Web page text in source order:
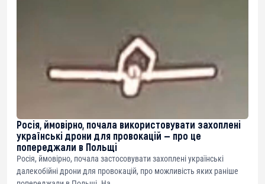
Росія, ймовірно, почала використовувати захоплені
українські дрони для провокацій — про це
попереджали в Польщі
Росія, ймовірно, почала застосовувати захоплені українські
далекобійні дрони для провокацій, про можливість яких раніше